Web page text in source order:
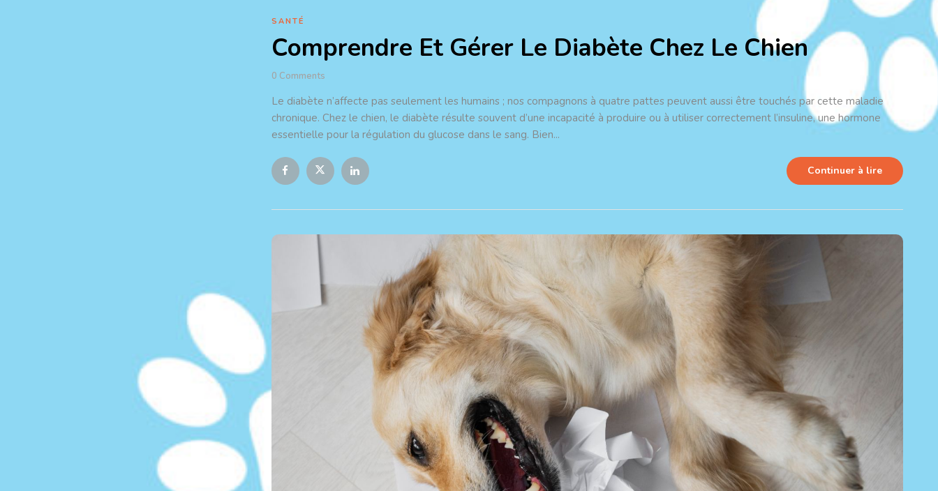
SANTÉ
Comprendre Et Gérer Le Diabète Chez Le Chien
0 Comments
Le diabète n’affecte pas seulement les humains ; nos compagnons à quatre pattes peuvent aussi être touchés par cette maladie
chronique. Chez le chien, le diabète résulte souvent d’une incapacité à produire ou à utiliser correctement l’insuline, une hormone
essentielle pour la régulation du glucose dans le sang. Bien...
Continuer à lire